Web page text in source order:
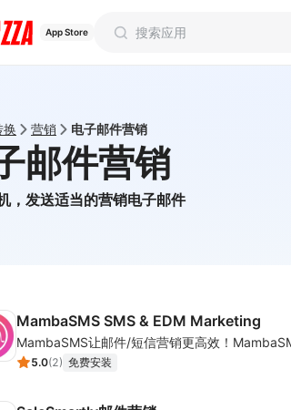
App Store
换 营销 电子邮件营销
邮件营销
，发送适当的营销电子邮件
MambaSMS SMS & EDM Marketing
5.0(2) 免费安装